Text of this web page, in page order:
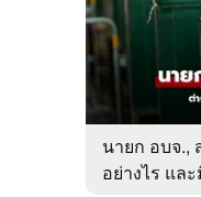
นายก อบจ.,
อย่างไร แล